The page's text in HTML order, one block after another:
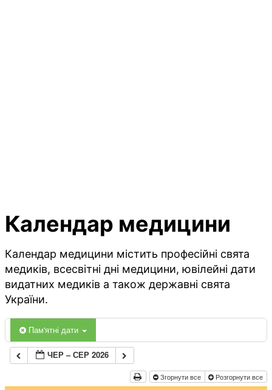
Календар медицини
Календар медицини містить професійні свята
медиків, всесвітні дні медицини, ювілейні дати
видатних медиків а також державні свята
України.
Пам'ятні дати
ЧЕР – СЕР 2026
Згорнути все Розгорнути все